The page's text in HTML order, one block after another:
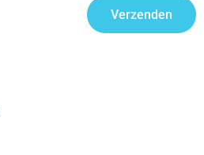
Verzenden